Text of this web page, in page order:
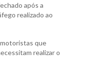
após a
realizado ao
que
realizar o